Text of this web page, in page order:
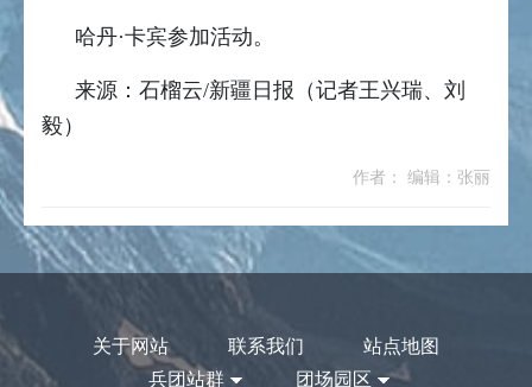
哈丹·卡宾参加活动。
来源：石榴云/新疆日报（记者王兴瑞、刘
毅）
作者： 编辑：张丽
关于网站 联系我们
站点地图
兵团站群
团场园区